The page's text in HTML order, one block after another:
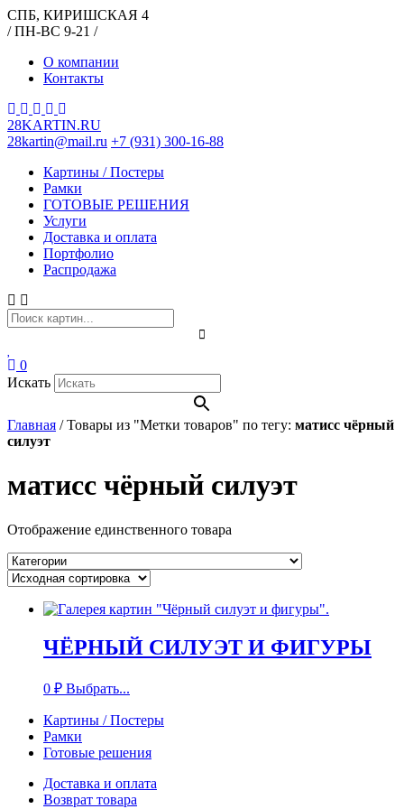
СПБ, КИРИШСКАЯ 4
/ ПН-ВС 9-21 /
О компании
Контакты
28KARTIN.RU
28kartin@mail.ru +7 (931) 300-16-88
Картины / Постеры
Рамки
ГОТОВЫЕ РЕШЕНИЯ
Услуги
Доставка и оплата
Портфолио
Распродажа
0
Искать
Главная /Товары из "Метки товаров" по тегу: матисс чёрный
силуэт
матисс чёрный силуэт
Отображение единственного товара
ЧЁРНЫЙ СИЛУЭТ И ФИГУРЫ
0 ₽ Выбрать...
Картины / Постеры
Рамки
Готовые решения
Доставка и оплата
Возврат товара